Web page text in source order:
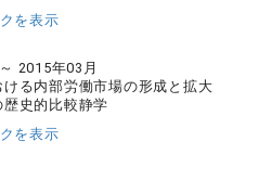
を表示
2015年03月
ける内部労働市場の形成と拡大
史的比較静学
を表示